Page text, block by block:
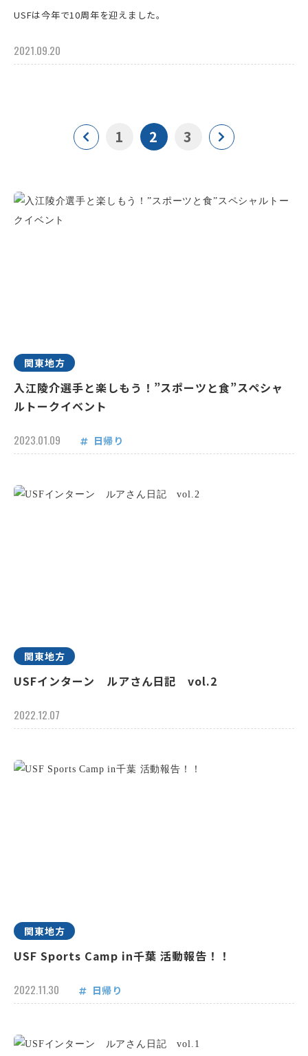
USFは今年で10周年を迎えました。
2021.09.20
1 2 3
関東地方
入江陵介選手と楽しもう！”スポーツと食”スペシャ
ルトークイベント
2023.01.09 日帰り
関東地方
USFインターン ルアさん日記 vol.2
2022.12.07
関東地方
USF Sports Camp in千葉 活動報告！！
2022.11.30 日帰り